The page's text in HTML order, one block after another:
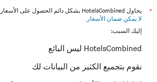
*
يحاول HotelsCombined بشكل دائم الحصول على الأسعار الدقيقة، ولكن
لا يمكن ضمان الأسعار .
إليك السبب:
HotelsCombined ليس البائع
نقوم بتجميع الكثير من البيانات لك